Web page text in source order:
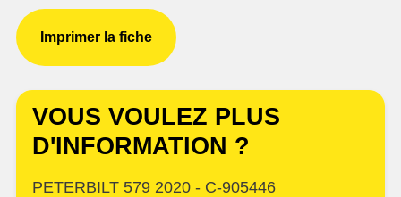
Imprimer la fiche
VOUS VOULEZ PLUS
D'INFORMATION ?
PETERBILT 579 2020 - C-905446